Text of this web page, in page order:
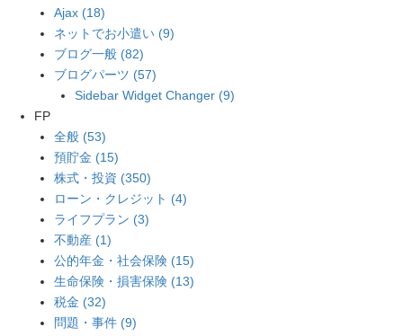
Ajax (18)
ネットでお小遣い (9)
ブログ一般 (82)
ブログパーツ (57)
Sidebar Widget Changer (9)
FP
全般 (53)
預貯金 (15)
株式・投資 (350)
ローン・クレジット (4)
ライフプラン (3)
不動産 (1)
公的年金・社会保険 (15)
生命保険・損害保険 (13)
税金 (32)
問題・事件 (9)